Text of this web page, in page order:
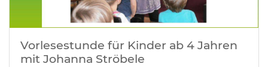
Vorlesestunde für Kinder ab 4 Jahren
mit Johanna Ströbele